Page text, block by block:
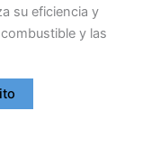
su eficiencia y
y las